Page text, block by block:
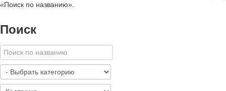
«Поиск по названию»
Поиск